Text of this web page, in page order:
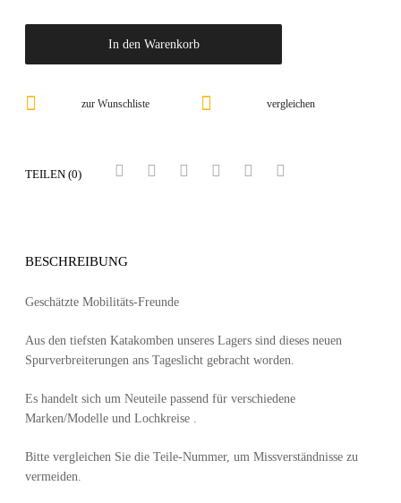
In den Warenkorb
vergleichen
zur Wunschliste
TEILEN (0)
BESCHREIBUNG
Geschätzte Mobilitäts-Freunde
Aus den tiefsten Katakomben unseres Lagers sind dieses neuen
Spurverbreiterungen ans Tageslicht gebracht worden.
Es handelt sich um Neuteile passend für verschiedene
Marken/Modelle und Lochkreise .
Bitte vergleichen Sie die Teile-Nummer, um Missverständnisse zu
vermeiden.